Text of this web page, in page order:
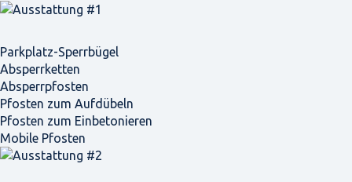
Parkplatz-Sperrbügel
Absperrketten
Absperrpfosten
Pfosten zum Aufdübeln
Pfosten zum Einbetonieren
Mobile Pfosten